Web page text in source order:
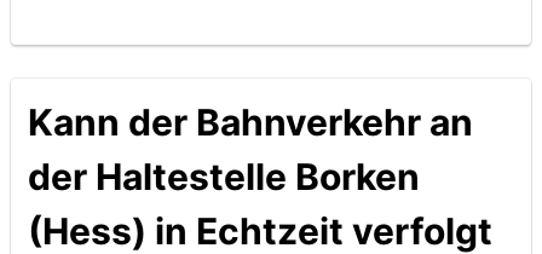
Kann der Bahnverkehr an
der Haltestelle Borken
(Hess) in Echtzeit verfolgt